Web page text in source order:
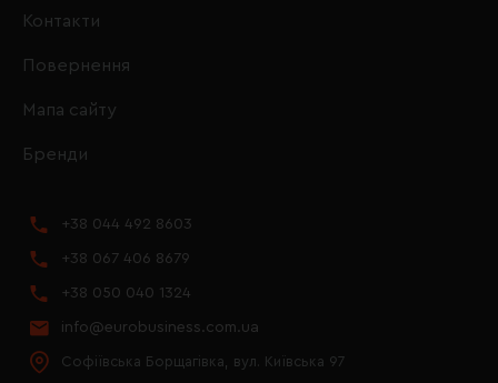
Контакти
Повернення
Мапа сайту
Бренди
+38 044 492 8603
+38 067 406 8679
+38 050 040 1324
info@eurobusiness.com.ua
Софіївська Борщагівка, вул. Київська 97